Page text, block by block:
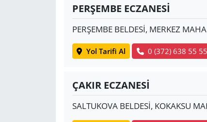
PERŞEMBE ECZANESİ
PERŞEMBE BELDESİ, MERKEZ
Yol Tarifi Al 0 (372) 638 55 55
ÇAKIR ECZANESİ
SALTUKOVA BELDESİ, KOKAKSU